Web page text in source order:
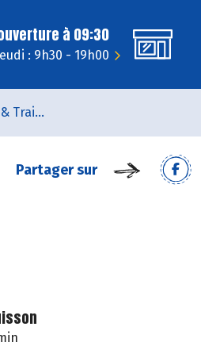
à 09:30
: 9h30 - 19h00
Boulangerie & Traiteur
Partager sur